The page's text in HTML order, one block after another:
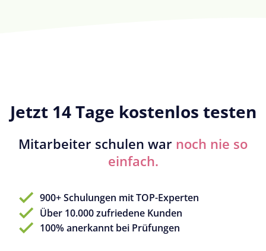
Jetzt 14 Tage kostenlos testen
Mitarbeiter schulen war noch nie so
einfach.
900+ Schulungen mit TOP-Experten
Über 10.000 zufriedene Kunden
100% anerkannt bei Prüfungen